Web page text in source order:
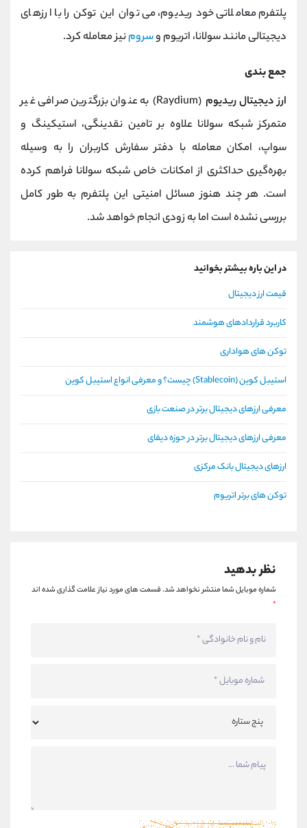
پلتفرم معاملاتی خود ریدیوم، می توان این توکن را با ارزهای
دیجیتالی مانند سولانا، اتریوم وسرومنیز معامله کرد.
جمع بندی
ارز دیجیتال ریدیوم
(Raydium) به عنوان بزرگترین صرافی غیر
متمرکز شبکه سولانا علاوه بر تامین نقدینگی، استیکینگ و
سواپ، امکان معامله با دفتر سفارش کاربران را به وسیله
بهره‌گیری حداکثری از امکانات خاص شبکه سولانا فراهم کرده
است. هر چند هنوز مسائل امنیتی این پلتفرم به طور کامل
بررسی نشده است اما به زودی انجام خواهد شد.
در این باره بیشتر بخوانید
قیمت ارز دیجیتال
کاربرد قراردادهای هوشمند
توکن های هواداری
استیبل کوین (Stablecoin) چیست؟ و معرفی انواع استیبل کوین
معرفی ارزهای دیجیتال برتر در صنعت بازی
معرفی ارزهای دیجیتال برتر در حوزه دیفای
ارزهای دیجیتال بانک مرکزی
توکن های برتر اتریوم
نظر بدهید
شماره موبایل شما منتشر نخواهد شد.قسمت های مورد نیاز علامت گذاری شده اند
*